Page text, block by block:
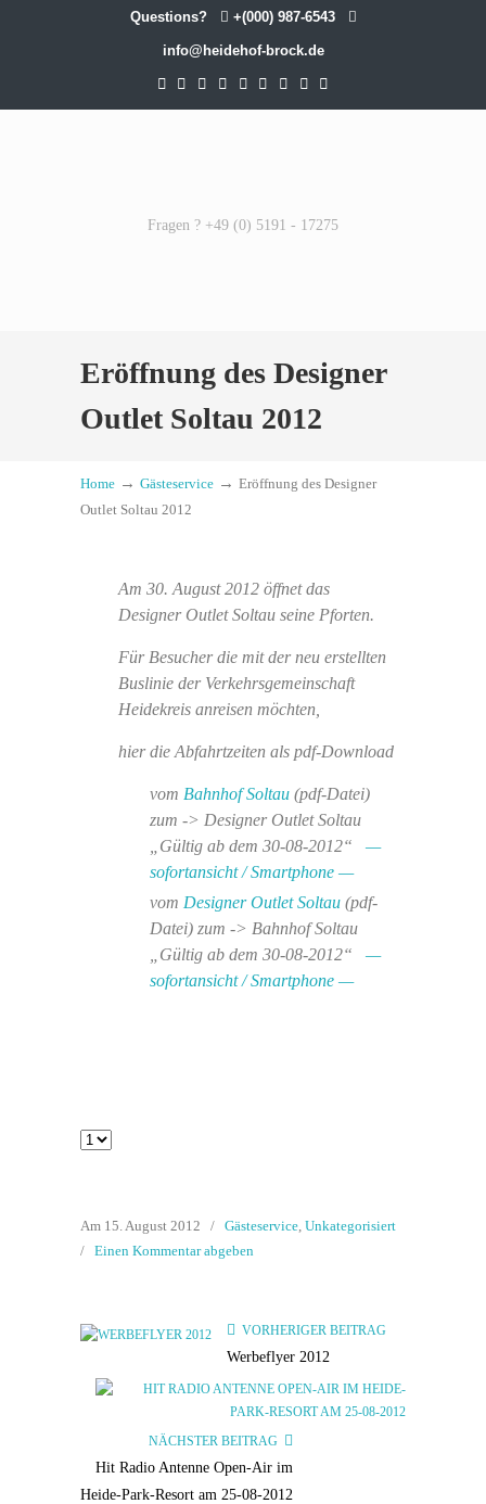
Questions? +(000) 987-6543
info@heidehof-brock.de
Fragen ? +49 (0) 5191 - 17275
Eröffnung des Designer
Outlet Soltau 2012
Home → Gästeservice → Eröffnung des Designer
Outlet Soltau 2012
Am 30. August 2012 öffnet das
Designer Outlet Soltau seine Pforten.
Für Besucher die mit der neu erstellten
Buslinie der Verkehrsgemeinschaft
Heidekreis anreisen möchten,
hier die Abfahrtzeiten als pdf-Download
vom Bahnhof Soltau (pdf-Datei)
zum -> Designer Outlet Soltau
„Gültig ab dem 30-08-2012“ —
sofortansicht / Smartphone —
vom Designer Outlet Soltau (pdf-
Datei) zum -> Bahnhof Soltau
„Gültig ab dem 30-08-2012“ —
sofortansicht / Smartphone —
Am 15. August 2012 / Gästeservice, Unkategorisiert
/ Einen Kommentar abgeben
VORHERIGER BEITRAG
Werbeflyer 2012
NÄCHSTER BEITRAG
Hit Radio Antenne Open-Air im
Heide-Park-Resort am 25-08-2012